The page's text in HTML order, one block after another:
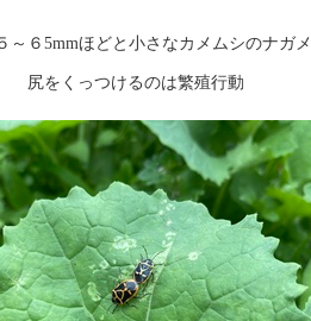
～６5mmほどと小さなカメムシのナガメ
尻をくっつけるのは繁殖行動